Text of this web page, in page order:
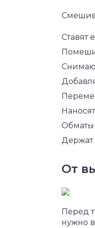
Ставят
Держат
От
Перед
нужно